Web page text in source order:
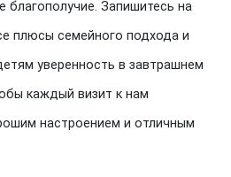
благополучие. Запишитесь на
плюсы семейного подхода и
уверенность в завтрашнем
каждый визит к нам
настроением и отличным